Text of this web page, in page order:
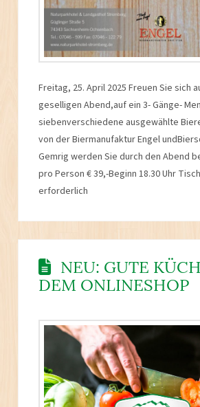
Freitag, 25. April 2025 Freuen Sie sich
geselligen Abend,auf ein 3- Gänge-
siebenverschiedene ausgewählte
von der Biermanufaktur Engel
Gemrig werden Sie durch den Abend
pro Person € 39,-Beginn 18.30 Uhr
erforderlich
NEU: GUTE
DEM ONLINESHOP